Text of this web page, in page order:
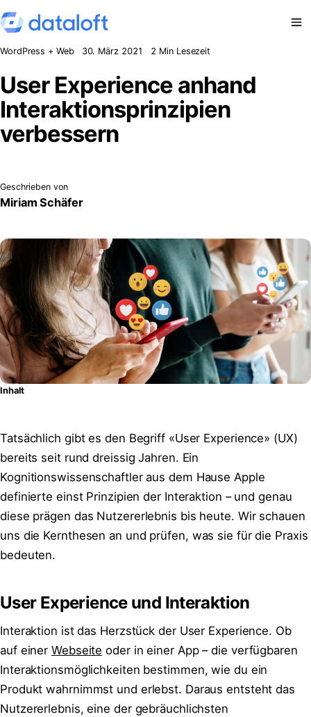
Zum Inhalt springen
WordPress + Web 30. März 2021 2 Min Lesezeit
User Experience anhand
Interaktionsprinzipien
verbessern
Geschrieben von
Miriam Schäfer
Inhalt
Tatsächlich gibt es den Begriff «User Experience» (UX)
bereits seit rund dreissig Jahren. Ein
Kognitionswissenschaftler aus dem Hause Apple
definierte einst Prinzipien der Interaktion – und genau
diese prägen das Nutzererlebnis bis heute. Wir schauen
uns die Kernthesen an und prüfen, was sie für die Praxis
bedeuten.
User Experience und Interaktion
Interaktion ist das Herzstück der User Experience. Ob
auf einerWebseite oder in einer App – die verfügbaren
Interaktionsmöglichkeiten bestimmen, wie du ein
Produkt wahrnimmst und erlebst. Daraus entsteht das
Nutzererlebnis, eine der gebräuchlichsten